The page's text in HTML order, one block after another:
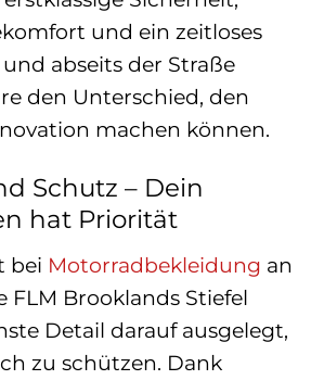
und ein zeitloses
abseits der Straße
den Unterschied, den
machen können.
Schutz – Dein
hat Priorität
bei Motorradbekleidung an
FLM Brooklands Stiefel
Detail darauf ausgelegt,
zu schützen. Dank